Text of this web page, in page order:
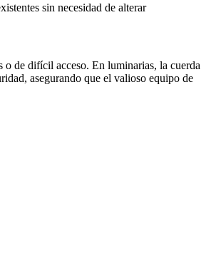
sin necesidad de alterar
o de difícil acceso. En luminarias, la cuerda
asegurando que el valioso equipo de